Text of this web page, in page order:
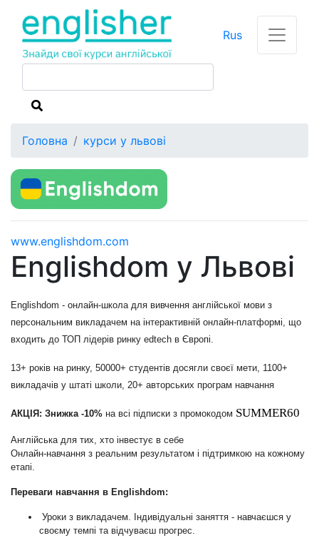
Rus
Головна курси у львові
www.englishdom.com
Englishdom у Львові
Englishdom - онлайн-школа для вивчення англійської мови з
персональним викладачем на інтерактивній онлайн-платформі, що
входить до ТОП лідерів ринку edtech в Європі.
13+ років на ринку, 50000+ студентів досягли своєї мети, 1100+
викладачів у штаті школи, 20+ авторських програм навчання
АКЦІЯ: Знижка -10% на всі підписки з промокодом SUMMER60
Англійська для тих, хто інвестує в себе
Онлайн-навчання з реальним результатом і підтримкою на кожному
етапі.
Переваги навчання в Englishdom:
Уроки з викладачем. Індивідуальні заняття - навчаєшся у
своєму темпі та відчуваєш прогрес.